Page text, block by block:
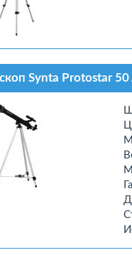
Synta Protostar 50